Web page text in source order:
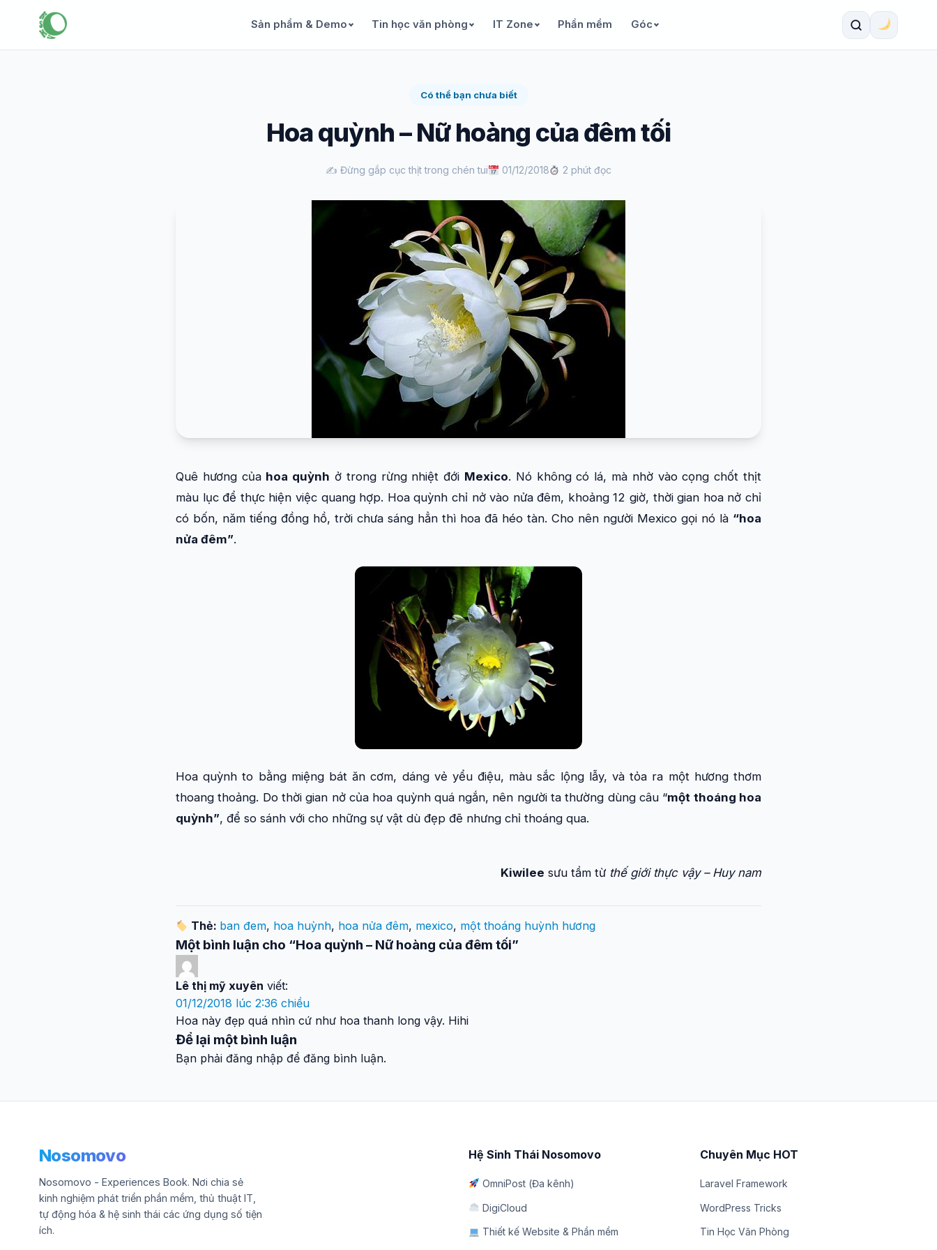
Sản phẩm & Demo Tin học văn phòng IT Zone Phần mềm Góc
Có thể bạn chưa biết
Hoa quỳnh – Nữ hoàng của đêm tối
✍️ Đừng gắp cục thịt trong chén tui 01/12/2018 2 phút đọc
Quê hương của hoa quỳnh ở trong rừng nhiệt đới Mexico. Nó không có lá, mà nhờ vào cọng chốt thịt
màu lục để thực hiện việc quang hợp. Hoa quỳnh chỉ nở vào nửa đêm, khoảng 12 giờ, thời gian hoa nở chỉ
có bốn, năm tiếng đồng hồ, trời chưa sáng hẳn thì hoa đã héo tàn. Cho nên người Mexico gọi nó là “hoa
nửa đêm”.
Hoa quỳnh to bằng miệng bát ăn cơm, dáng vẻ yểu điệu, màu sắc lộng lẫy, và tỏa ra một hương thơm
thoang thoảng. Do thời gian nở của hoa quỳnh quá ngắn, nên người ta thường dùng câu “một thoáng hoa
quỳnh”, để so sánh với cho những sự vật dù đẹp đẽ nhưng chỉ thoáng qua.
Kiwilee sưu tầm từ thế giới thực vậy – Huy nam
Thẻ: ban đem, hoa huỳnh, hoa nửa đêm, mexico, một thoáng huỳnh hương
Một bình luận cho “Hoa quỳnh – Nữ hoàng của đêm tối”
Lê thị mỹ xuyên viết:
01/12/2018 lúc 2:36 chiều
Hoa này đẹp quá nhìn cứ như hoa thanh long vậy. Hihi
Để lại một bình luận
Bạn phải đăng nhập để đăng bình luận.
Nosomovo
Nosomovo - Experiences Book. Nơi chia sẻ
kinh nghiệm phát triển phần mềm, thủ thuật IT,
tự động hóa & hệ sinh thái các ứng dụng số tiện
ích.
Hệ Sinh Thái Nosomovo
OmniPost (Đa kênh)
DigiCloud
Thiết kế Website & Phần mềm
Chuyên Mục HOT
Laravel Framework
WordPress Tricks
Tin Học Văn Phòng